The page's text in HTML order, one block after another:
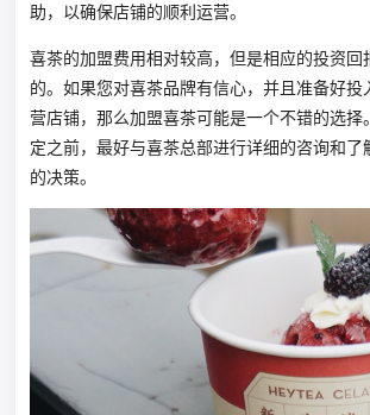
助，以确保店铺的顺利运营。
喜茶的加盟费用相对较高，但是相应的投资回
的。如果您对喜茶品牌有信心，并且准备好投
营店铺，那么加盟喜茶可能是一个不错的选择
定之前，最好与喜茶总部进行详细的咨询和了
的决策。